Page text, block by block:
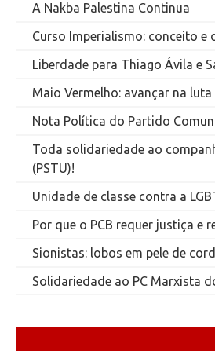
A Nakba Palestina Continua
Curso Imperialismo: conceito e
Liberdade para Thiago Ávila e
Maio Vermelho: avançar na
Nota Política do Partido
Toda solidariedade ao
(PSTU)!
Unidade de classe contra a
Por que o PCB requer justiça e
Sionistas: lobos em pele de
Solidariedade ao PC Marxista